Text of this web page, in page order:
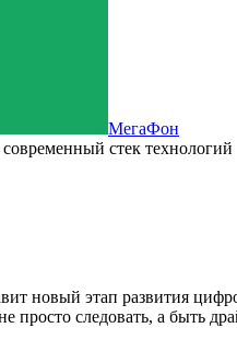
МегаФон
стек технологий
новый этап развития
просто следовать, а быть